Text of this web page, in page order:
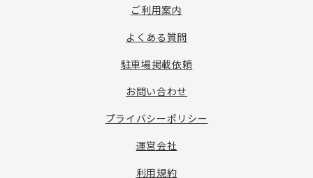
ご利用案内
よくある質問
駐車場掲載依頼
お問い合わせ
プライバシーポリシー
運営会社
利用規約